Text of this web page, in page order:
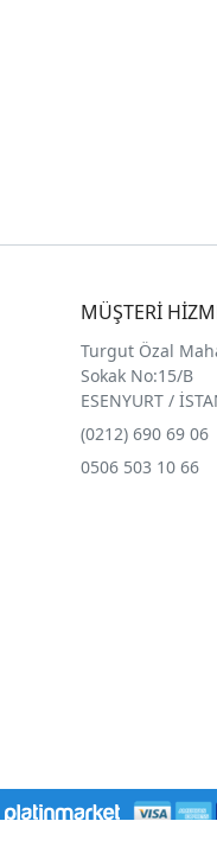
MÜŞTERİ
Turgut Özal
Sokak No:15/B
ESENYURT /
(0212) 690 69 06
0506 503 10 66